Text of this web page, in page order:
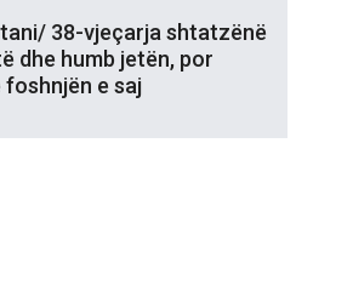
38-vjeçarja shtatzënë
dhe humb jetën, por
e saj